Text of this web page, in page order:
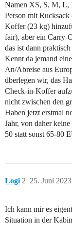
Namen XS, S, M, L,
Person mit
Koffer (23 kg)
fair), aber ein Carry-
das ist dann
Kennt da jemand
An/Abreise aus
überlegen wir, das
Check-in-Koffer
nicht zwischen den
Haben jetzt erstmal
Jahr, von daher
50 statt sonst 65-80
Logi 25. Juni
2
Ich kann mir es
Situation in der